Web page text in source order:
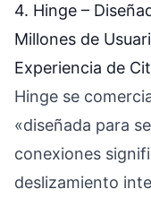
4. Hinge –
Millones de
Experiencia de
Hinge se
«diseñada para
conexiones
deslizamiento